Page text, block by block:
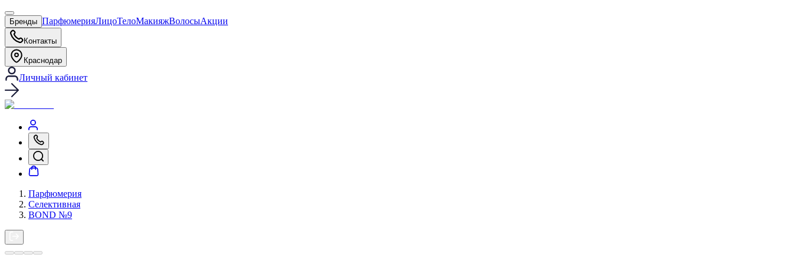
Бренды ПарфюмерияЛицоТелоМакияжВолосыАкции
Контакты
Краснодар
Личный кабинет
Парфюмерия
Селективная
BOND №9